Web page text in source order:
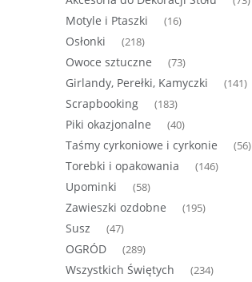
Motyle i Ptaszki (16)
Osłonki (218)
Owoce sztuczne (73)
Girlandy, Perełki, Kamyczki (141)
Scrapbooking (183)
Piki okazjonalne (40)
Taśmy cyrkoniowe i cyrkonie (56)
Torebki i opakowania (146)
Upominki (58)
Zawieszki ozdobne (195)
Susz (47)
OGRÓD (289)
Wszystkich Świętych (234)